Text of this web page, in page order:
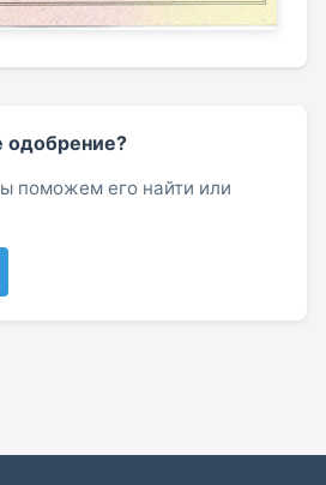
одобрение?
поможем его найти или